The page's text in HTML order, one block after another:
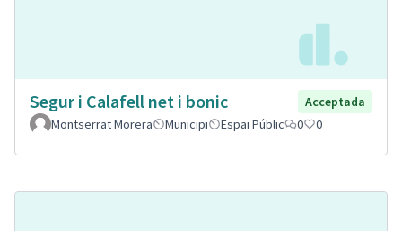
Segur i Calafell net i bonic
Acceptada
Montserrat Morera
Municipi Espai Públic 0 0